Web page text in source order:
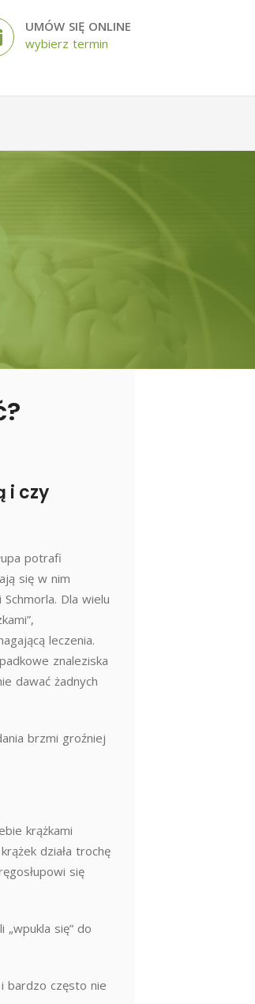
UMÓW SIĘ ONLINE
wybierz termin
i czy
potrafi
się w nim
Dla wielu
leczenia.
znaleziska
dawać żadnych
brzmi groźniej
krążkami
działa trochę
się
się” do
bardzo często nie